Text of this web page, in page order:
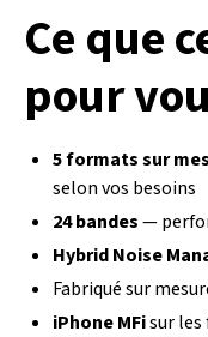
Ce que
pour
5 formats sur
selon vos besoins
24 bandes—
Hybrid Noise
Fabriqué sur
iPhone MFisur